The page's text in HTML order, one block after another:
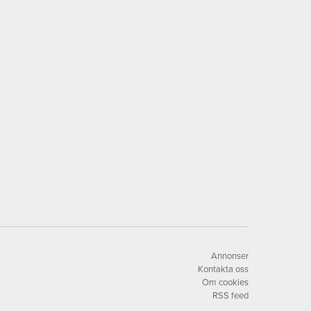
Annonser
Kontakta oss
Om cookies
RSS feed